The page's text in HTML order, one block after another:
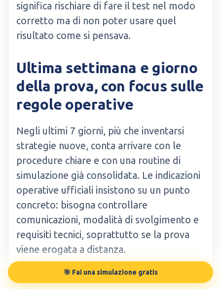
significa rischiare di fare il test nel modo
corretto ma di non poter usare quel
risultato come si pensava.
Ultima settimana e giorno
della prova, con focus sulle
regole operative
Negli ultimi 7 giorni, più che inventarsi
strategie nuove, conta arrivare con le
procedure chiare e con una routine di
simulazione già consolidata. Le indicazioni
operative ufficiali insistono su un punto
concreto: bisogna controllare
comunicazioni, modalità di svolgimento e
requisiti tecnici, soprattutto se la prova
viene erogata a distanza.
La parte pratica qui è non ridursi all’ultimo
🎯 Fai una simulazione gratis